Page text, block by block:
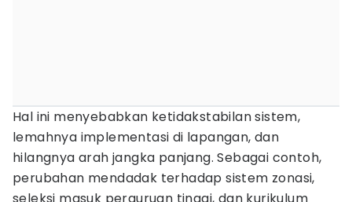
Hal ini menyebabkan ketidakstabilan sistem,
lemahnya implementasi di lapangan, dan
hilangnya arah jangka panjang. Sebagai contoh,
perubahan mendadak terhadap sistem zonasi,